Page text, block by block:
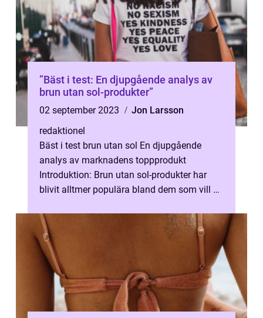
”Bäst i test: En djupgående analys av
brun utan sol-produkter”
02 september 2023
Jon Larsson
redaktionel
Bäst i test brun utan sol En djupgående
analys av marknadens toppprodukt
Introduktion: Brun utan sol-produkter har
blivit alltmer populära bland dem som vill ha